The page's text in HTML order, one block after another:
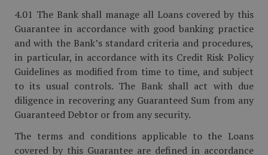
4.01 The Bank shall manage all Loans covered by this
Guarantee in accordance with good banking practice
and with the Bank’s standard criteria and procedures,
in particular, in accordance with its Credit Risk Policy
Guidelines as modified from time to time, and subject
to its usual controls. The Bank shall act with due
diligence in recovering any Guaranteed Sum from any
Guaranteed Debtor or from any security.
The terms and conditions applicable to the Loans
covered by this Guarantee are defined in accordance